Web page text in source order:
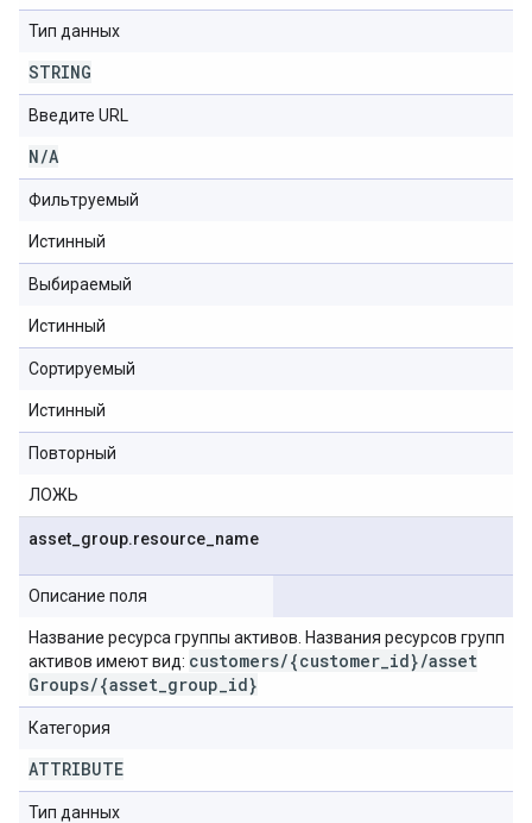
Тип данных
STRING
Введите URL
N/A
Фильтруемый
Истинный
Выбираемый
Истинный
Сортируемый
Истинный
Повторный
ЛОЖЬ
asset group.resource name
Описание поля
Название ресурса группы активов. Названия ресурсов групп
активов имеют вид: customers/{customer id}/asset
Groups/{asset group id}
Категория
ATTRIBUTE
Тип данных